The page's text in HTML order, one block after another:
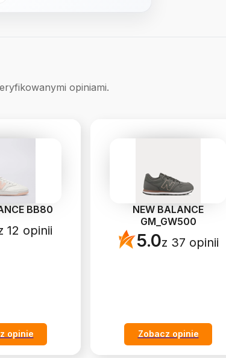
opiniami.
BB80
12 opinii
opinie
NEW BALANCE
GM_GW500
5.0z 37 opinii
Zobacz opinie